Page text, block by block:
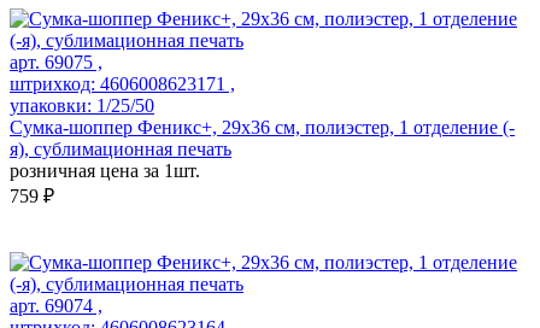
арт. 69075 ,
штрихкод: 4606008623171 ,
упаковки: 1/25/50
Сумка-шоппер Феникс+, 29х36 см, полиэстер, 1 отделение (-
я), сублимационная печать
розничная цена за 1шт.
759 ₽
арт. 69074 ,